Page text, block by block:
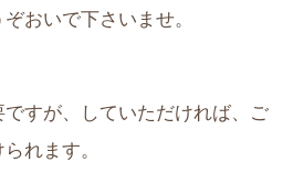
おいで下さいませ。
すが、していただければ、ご
れます。